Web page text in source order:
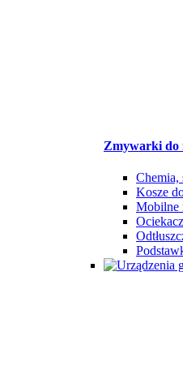
Zmywarki do
Chemia,
Kosze
Mobilne